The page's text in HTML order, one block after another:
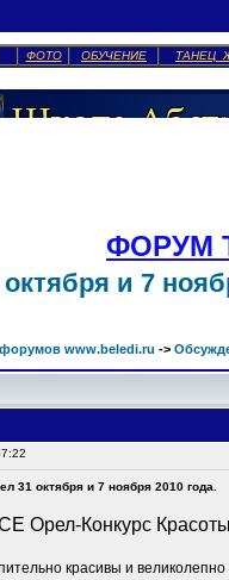
ФОТО ОБУЧЕНИЕ ТАНЕЦ
ФОРУМ
и 7
www.beledi.ru ->
31 октября и 7 ноября 2010 года.
Орел-Конкурс
красивы и